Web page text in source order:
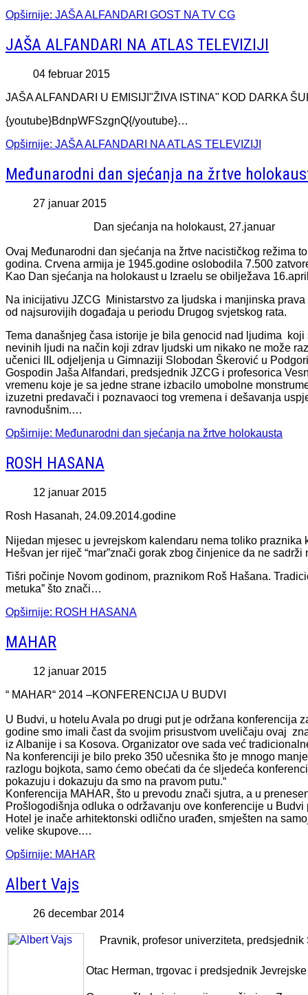
Opširnije: JAŠA ALFANDARI GOST NA TV CG
JAŠA ALFANDARI NA ATLAS TELEVIZIJI
04 februar 2015
JAŠA ALFANDARI U EMISIJI"ŽIVA ISTINA" KOD DARKA
{youtube}BdnpWFSzgnQ{/youtube}…
Opširnije: JAŠA ALFANDARI NA ATLAS TELEVIZIJI
Međunarodni dan sjećanja na žrtve
27 januar 2015
Dan sjećanja na holokaust, 27.januar
Ovaj Međunarodni dan sjećanja na žrtve nacističkog režima
godina. Crvena armija je 1945.godine oslobodila 7.500
Kao Dan sjećanja na holokaust u Izraelu se obilježava
Na inicijativu JZCG Ministarstvo za ljudska i manjinska
od najsurovijih događaja u periodu Drugog svjetskog rata.
Tema današnjeg časa istorije je bila genocid nad ljudima
nevinih ljudi na način koji zdrav ljudski um nikako ne može
učenici IIL odjeljenja u Gimnaziji Slobodan Škerović u
Gospodin Jaša Alfandari, predsjednik JZCG i profesorica
vremenu koje je sa jedne strane izbacilo umobolne
izuzetni predavači i poznavaoci tog vremena i dešavanja
ravnodušnim.…
Opširnije: Međunarodni dan sjećanja na žrtve holokausta
ROSH HASANA
12 januar 2015
Rosh Hasanah, 24.09.2014.godine
Nijedan mjesec u jevrejskom kalendaru nema toliko
Hešvan jer riječ “mar”znači gorak zbog činjenice da ne sadrži
Tišri počinje Novom godinom, praznikom Roš Hašana.
metuka” što znači…
Opširnije: ROSH HASANA
MAHAR
12 januar 2015
“ MAHAR“ 2014 –KONFERENCIJA U BUDVI
U Budvi, u hotelu Avala po drugi put je održana konferencija
godine smo imali čast da svojim prisustvom uveličaju ovaj
iz Albanije i sa Kosova. Organizator ove sada već
Na konferenciji je bilo preko 350 učesnika što je mnogo
razlogu bojkota, samo ćemo obećati da će sljedeća
pokazuju i dokazuju da smo na pravom putu.“
Konferencija MAHAR, što u prevodu znači sjutra, a u
Prošlogodišnja odluka o održavanju ove konferencije u
Hotel je inače arhitektonski odlično urađen, smješten na
velike skupove.…
Opširnije: MAHAR
Albert Vajs
26 decembar 2014
Pravnik, profesor univerziteta,
Otac Herman, trgovac i predsjednik